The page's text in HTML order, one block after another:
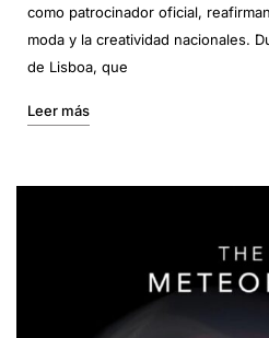
como patrocinador oficial,
moda y la creatividad nacionales.
de Lisboa, que
Leer más